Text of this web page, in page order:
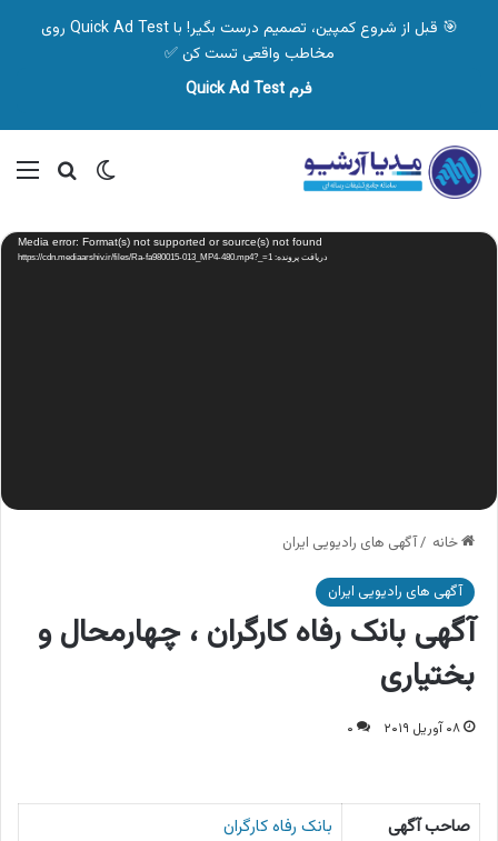
🎯 قبل از شروع کمپین، تصمیم درست بگیر! با Quick Ad Test روی
مخاطب واقعی تست کن ✅
فرم Quick Ad Test
تغییر پوسته
نمایشگر
ویدیو Media error: Format(s) not supported or source(s) not found
دریافت پرونده: https://cdn.mediaarshiv.ir/files/Ra-fa980015-013_MP4-480.mp4?_=1
خانه /آگهی های رادیویی ایران
آگهی های رادیویی ایران
آگهی بانک رفاه کارگران ، چهارمحال و
بختیاری
۰۸ آوریل ۲۰۱۹ ۰
صاحب آگهی
بانک رفاه کارگران